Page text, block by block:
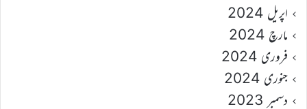
اپریل 2024
مارچ 2024
فروری 2024
جنوری 2024
دسمبر 2023